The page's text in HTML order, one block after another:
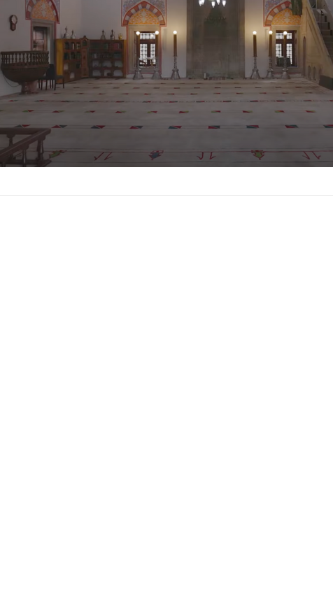
Die Kalavun Jusuf-
wertvollsten Werke
ein Juwel osmanischer
Moschee wurde 1560
kaiserlichen Hof den Titel